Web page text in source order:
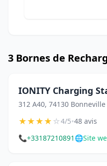
3 Bornes de
IONITY Charging
312 A40, 74130 Bonneville
★★★★☆4/5•48 avis
📞+33187210891 🌐Site